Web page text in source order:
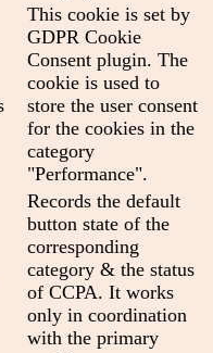
This cookie is set by
GDPR Cookie
Consent plugin. The
cookie is used to
store the user consent
for the cookies in the
category
"Performance".
Records the default
button state of the
corresponding
category & the status
of CCPA. It works
only in coordination
with the primary